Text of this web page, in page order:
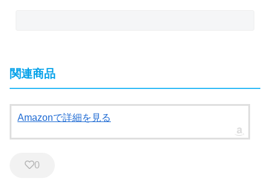
関連商品
Amazonで詳細を見る
0